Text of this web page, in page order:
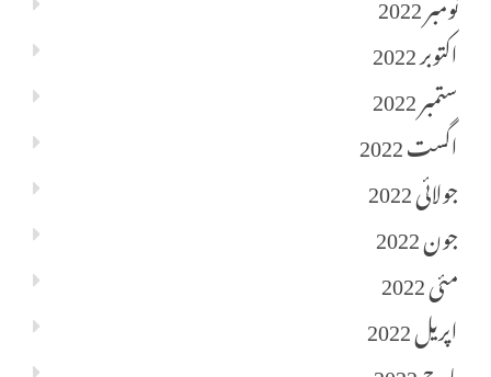
اکتوبر 2022
ستمبر 2022
اگست 2022
جولائی 2022
جون 2022
مئی 2022
اپریل 2022